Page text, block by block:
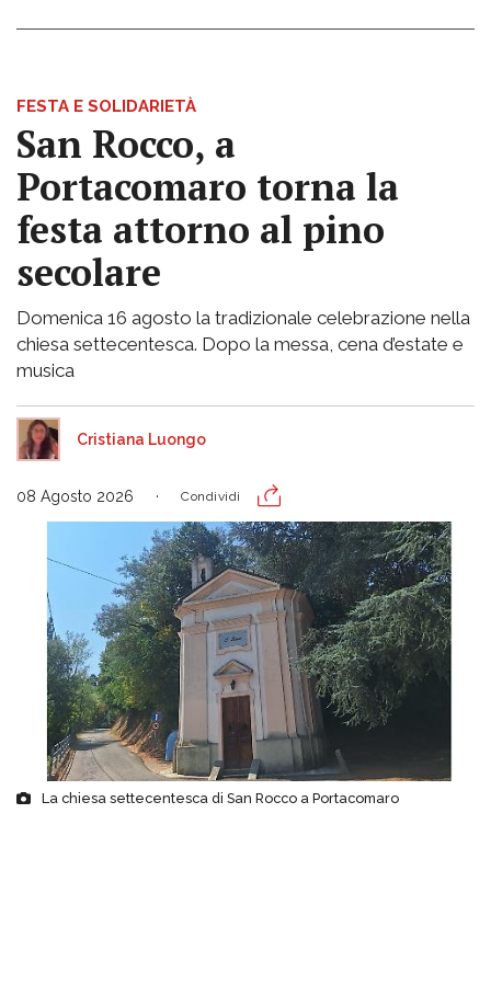
FESTA E SOLIDARIETÀ
San Rocco, a
Portacomaro torna la
festa attorno al pino
secolare
Domenica 16 agosto la tradizionale celebrazione nella
chiesa settecentesca. Dopo la messa, cena d’estate e
musica
Cristiana Luongo
08 Agosto 2026 Condividi
La chiesa settecentesca di San Rocco a Portacomaro